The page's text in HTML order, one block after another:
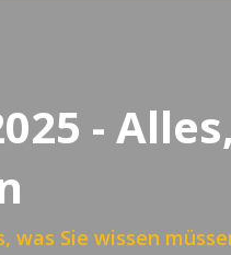
-
was Sie wissen